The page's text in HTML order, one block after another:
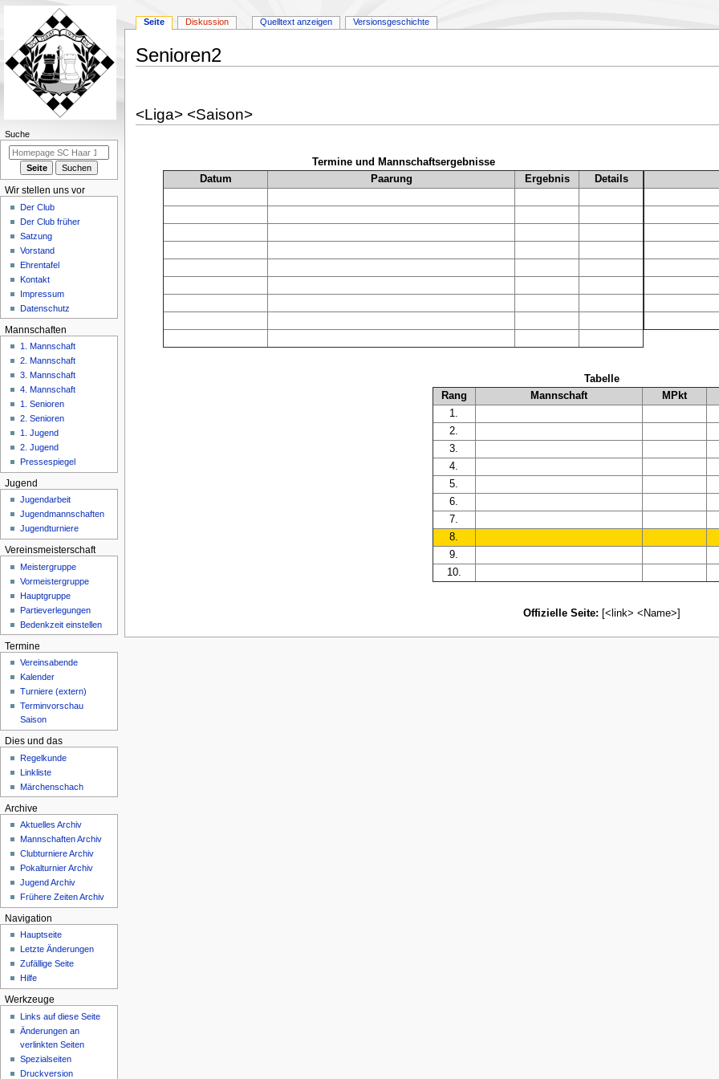
Senioren2
springen
springen
<Liga> <Saison>
Termine und Mannschaftsergebnisse
Datum
Paarung Ergebnis Details
Tabelle
Rang
Mannschaft
MPkt
1.
2.
3.
4.
5.
6.
7.
8.
9.
10.
Offizielle Seite: [<link> <Name>]
N
m
Seite Diskussion Quelltext anzeigen Versionsgeschichte
Suche
Wir stellen uns vor
Der Club
Der Club früher
Satzung
Vorstand
Ehrentafel
Kontakt
Impressum
Datenschutz
Mannschaften
1. Mannschaft
2. Mannschaft
3. Mannschaft
4. Mannschaft
1. Senioren
2. Senioren
1. Jugend
2. Jugend
Pressespiegel
Jugend
Jugendarbeit
Jugendmannschaften
Jugendturniere
Vereinsmeisterschaft
Meistergruppe
Vormeistergruppe
Hauptgruppe
Partieverlegungen
Bedenkzeit einstellen
Termine
Vereinsabende
Kalender
Turniere (extern)
Terminvorschau
Saison
Dies und das
Regelkunde
Linkliste
Märchenschach
Archive
Aktuelles Archiv
Mannschaften Archiv
Clubturniere Archiv
Pokalturnier Archiv
Jugend Archiv
Frühere Zeiten Archiv
Navigation
Hauptseite
Letzte Änderungen
Zufällige Seite
Hilfe
Werkzeuge
Links auf diese Seite
Änderungen an
verlinkten Seiten
Spezialseiten
Druckversion